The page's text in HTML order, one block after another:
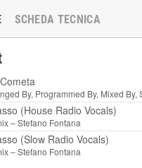
SCHEDA TECNICA
By, Programmed By, Mixed
(House Radio Vocals)
–Stefano Fontana
(Slow Radio Vocals)
–Stefano Fontana